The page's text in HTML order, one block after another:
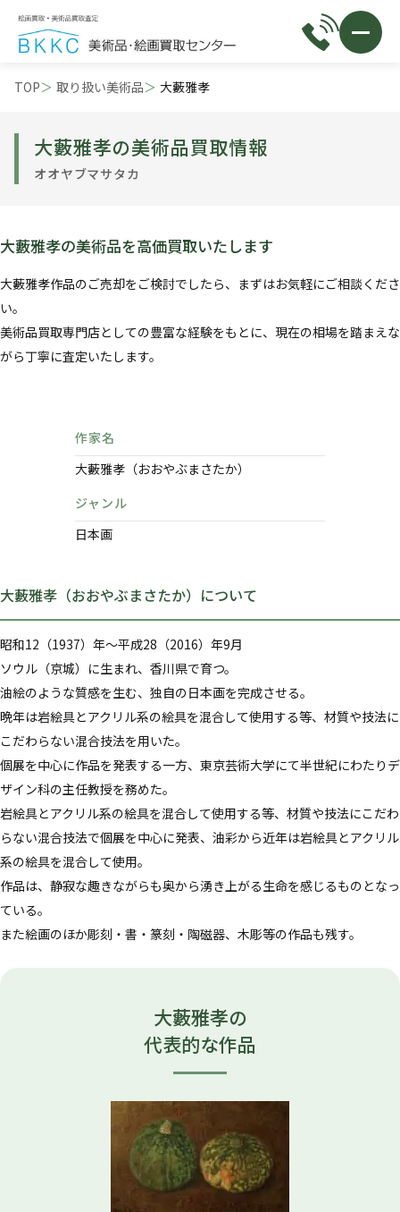
TOP 取り扱い美術品 大藪雅孝
大藪雅孝の美術品買取情報
オオヤブマサタカ
大藪雅孝の美術品を高価買取いたします
大藪雅孝作品のご売却をご検討でしたら、まずはお気軽にご相談くださ
い。
美術品買取専門店としての豊富な経験をもとに、現在の相場を踏まえな
がら丁寧に査定いたします。
作家名
大藪雅孝（おおやぶまさたか）
ジャンル
日本画
大藪雅孝（おおやぶまさたか）について
昭和12（1937）年～平成28（2016）年9月
ソウル（京城）に生まれ、香川県で育つ。
油絵のような質感を生む、独自の日本画を完成させる。
晩年は岩絵具とアクリル系の絵具を混合して使用する等、材質や技法に
こだわらない混合技法を用いた。
個展を中心に作品を発表する一方、東京芸術大学にて半世紀にわたりデ
ザイン科の主任教授を務めた。
岩絵具とアクリル系の絵具を混合して使用する等、材質や技法にこだわ
らない混合技法で個展を中心に発表、油彩から近年は岩絵具とアクリル
系の絵具を混合して使用。
作品は、静寂な趣きながらも奥から湧き上がる生命を感じるものとなっ
ている。
また絵画のほか彫刻・書・篆刻・陶磁器、木彫等の作品も残す。
大藪雅孝の
代表的な作品